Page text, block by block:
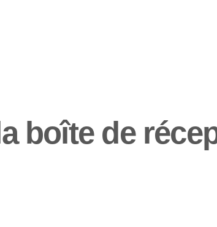
boîte de